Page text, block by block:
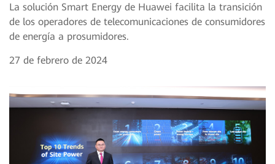
La solución Smart Energy de Huawei facilita la transición
de los operadores de telecomunicaciones de consumidores
de energía a prosumidores.
27 de febrero de 2024